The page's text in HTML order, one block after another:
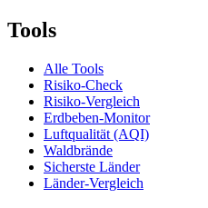
Tools
Alle Tools
Risiko-Check
Risiko-Vergleich
Erdbeben-Monitor
Luftqualität (AQI)
Waldbrände
Sicherste Länder
Länder-Vergleich